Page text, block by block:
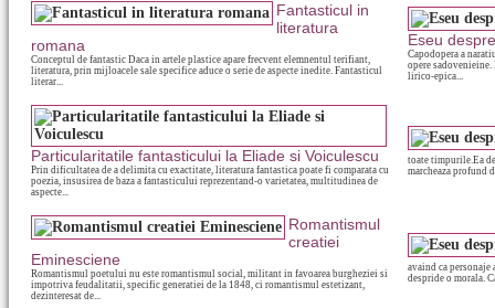
Fantasticul in
literatura
romana
Conceptul de fantastic Daca in artele plastice apare frecvent elemnentul terifiant,
literatura, prin mijloacele sale specifice aduce o serie de aspecte inedite. Fantasticul
literar...
Eseu
Capodopera a
opere
lirico-epica...
Particularitatile fantasticului la Eliade si Voiculescu
Prin dificultatea de a delimita cu exactitate, literatura fantastica poate fi comparata cu
poezia, insusirea de baza a fantasticului reprezentand-o varietatea, multitudinea de
aspecte...
toate timpurile.Ea
marcheaza profund
Romantismul
creatiei
Eminesciene
Romantismul poetului nu este romantismul social, militant in favoarea burgheziei si
impotriva feudalitatii, specific generatiei de la 1848, ci romantismul estetizant,
dezinteresat de...
avaind ca
despride o morala.